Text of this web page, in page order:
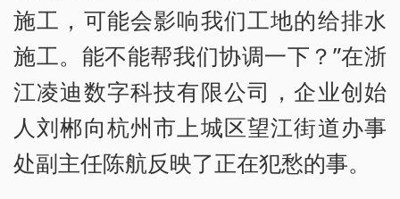
施工，可能会影响我们工地的给排水
施工。能不能帮我们协调一下？”在浙
江凌迪数字科技有限公司，企业创始
人刘郴向杭州市上城区望江街道办事
处副主任陈航反映了正在犯愁的事。